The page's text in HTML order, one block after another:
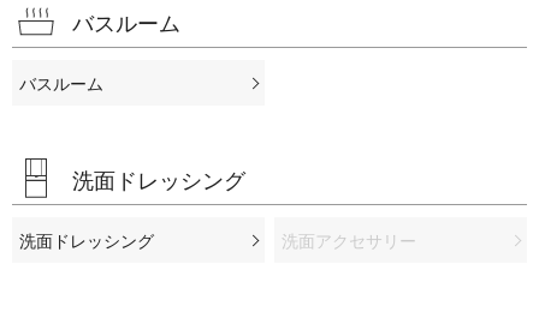
バスルーム
バスルーム
洗面ドレッシング
洗面ドレッシング 洗面アクセサリー